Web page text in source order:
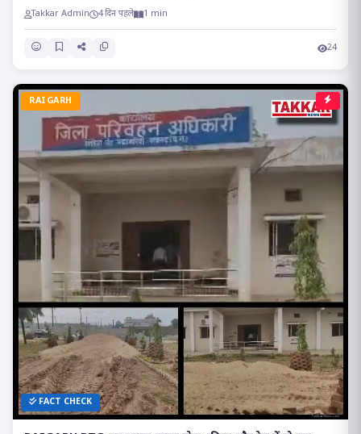
Takkar Admin 4 दिन पहले 1 min
24
RAIGARH
FACT CHECK